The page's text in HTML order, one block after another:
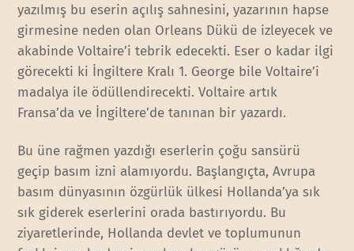
yazılmış bu eserin açılış sahnesini, yazarının hapse
girmesine neden olan Orleans Dükü de izleyecek ve
akabinde Voltaire’i tebrik edecekti. Eser o kadar ilgi
görecekti ki İngiltere Kralı 1. George bile Voltaire’i
madalya ile ödüllendirecekti. Voltaire artık
Fransa’da ve İngiltere’de tanınan bir yazardı.
Bu üne rağmen yazdığı eserlerin çoğu sansürü
geçip basım izni alamıyordu. Başlangıçta, Avrupa
basım dünyasının özgürlük ülkesi Hollanda’ya sık
sık giderek eserlerini orada bastırıyordu. Bu
ziyaretlerinde, Hollanda devlet ve toplumunun